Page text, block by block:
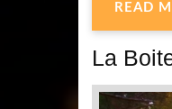
READ
La